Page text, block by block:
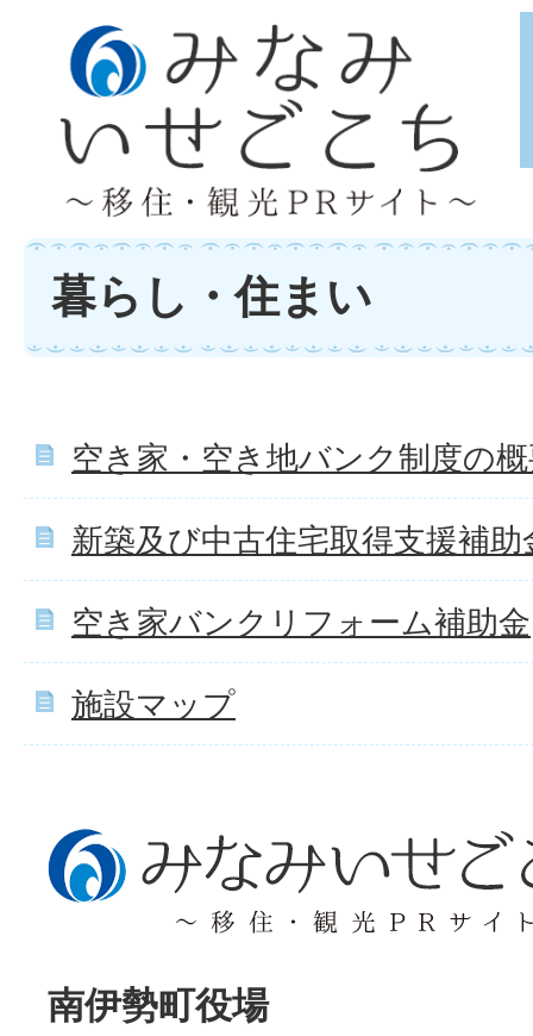
暮らし・住まい
空き家・空き地バンク制度の
新築及び中古住宅取得支援補助
空き家バンクリフォーム補助金
施設マップ
南伊勢町役場